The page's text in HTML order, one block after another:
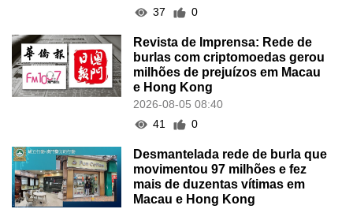
37
0
Revista de Imprensa: Rede de
burlas com criptomoedas gerou
milhões de prejuízos em Macau
e Hong Kong
2026-08-05 08:40
41
0
Desmantelada rede de burla que
movimentou 97 milhões e fez
mais de duzentas vítimas em
Macau e Hong Kong